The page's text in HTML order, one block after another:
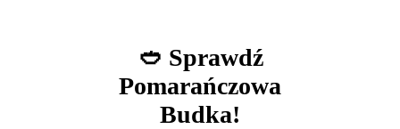
🥙 Sprawdź
Pomarańczowa
Budka!